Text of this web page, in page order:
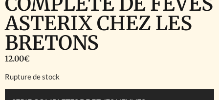
ASTERIX CHEZ LES
BRETONS
12.00€
Rupture de stock